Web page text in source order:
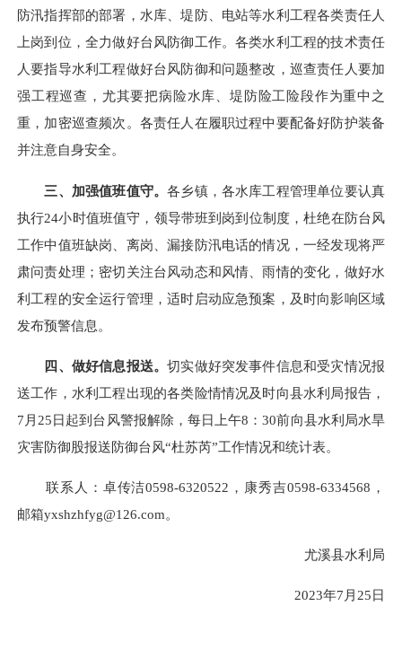
防汛指挥部的部署，水库、堤防、电站等水利工程各类责任人
上岗到位，全力做好台风防御工作。各类水利工程的技术责任
人要指导水利工程做好台风防御和问题整改，巡查责任人要加
强工程巡查，尤其要把病险水库、堤防险工险段作为重中之
重，加密巡查频次。各责任人在履职过程中要配备好防护装备
并注意自身安全。
三、加强值班值守。各乡镇，各水库工程管理单位要认真
执行24小时值班值守，领导带班到岗到位制度，杜绝在防台风
工作中值班缺岗、离岗、漏接防汛电话的情况，一经发现将严
肃问责处理；密切关注台风动态和风情、雨情的变化，做好水
利工程的安全运行管理，适时启动应急预案，及时向影响区域
发布预警信息。
四、做好信息报送。切实做好突发事件信息和受灾情况报
送工作，水利工程出现的各类险情情况及时向县水利局报告，
7月25日起到台风警报解除，每日上午8：30前向县水利局水旱
灾害防御股报送防御台风“杜苏芮”工作情况和统计表。
联系人：卓传洁0598-6320522，康秀吉0598-6334568，
邮箱yxshzhfyg@126.com。
尤溪县水利局
2023年7月25日